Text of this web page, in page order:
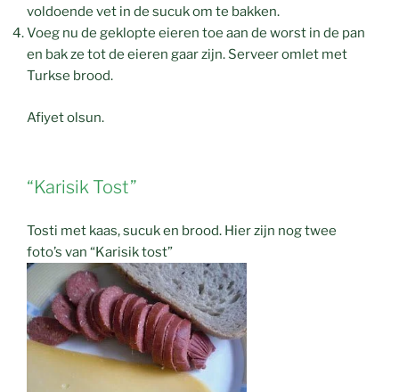
voldoende vet in de sucuk om te bakken.
Voeg nu de geklopte eieren toe aan de worst in de pan
en bak ze tot de eieren gaar zijn. Serveer omlet met
Turkse brood.
Afiyet olsun.
“Karisik Tost”
Tosti met kaas, sucuk en brood. Hier zijn nog twee
foto’s van “Karisik tost”